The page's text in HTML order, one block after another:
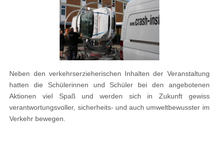
Neben den verkehrserzieherischen Inhalten der Veranstaltung
hatten die Schülerinnen und Schüler bei den angebotenen
Aktionen viel Spaß und werden sich in Zukunft gewiss
verantwortungsvoller, sicherheits- und auch umweltbewusster im
Verkehr bewegen.